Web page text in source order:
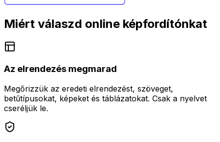
Miért válaszd online képfordítónkat
Az elrendezés megmarad
Megőrizzük az eredeti elrendezést, szöveget,
betűtípusokat, képeket és táblázatokat. Csak a nyelvet
cseréljük le.